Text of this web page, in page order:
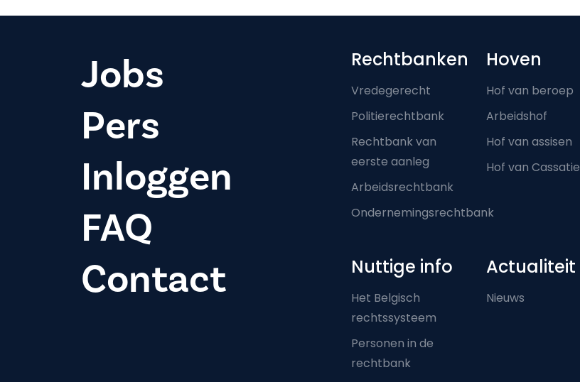
Jobs
Pers
Inloggen
FAQ
Contact
Footer-menu
Rechtbanken
Vredegerecht
Politierechtbank
Rechtbank van
eerste aanleg
Arbeidsrechtbank
Ondernemingsrechtbank
Hoven
Hof van beroep
Arbeidshof
Hof van assisen
Hof van Cassatie
Nuttige info
Het Belgisch
rechtssysteem
Personen in de
rechtbank
Actualiteit
Nieuws